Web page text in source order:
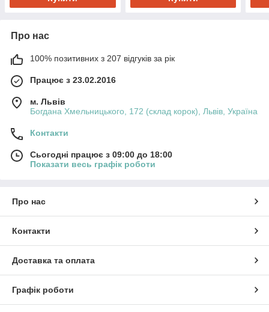
Про нас
100% позитивних з 207 відгуків за рік
Працює з 23.02.2016
м. Львів
Богдана Хмельницького, 172 (склад корок), Львів, Україна
Контакти
Сьогодні працює з 09:00 до 18:00
Показати весь графік роботи
Про нас
Контакти
Доставка та оплата
Графік роботи